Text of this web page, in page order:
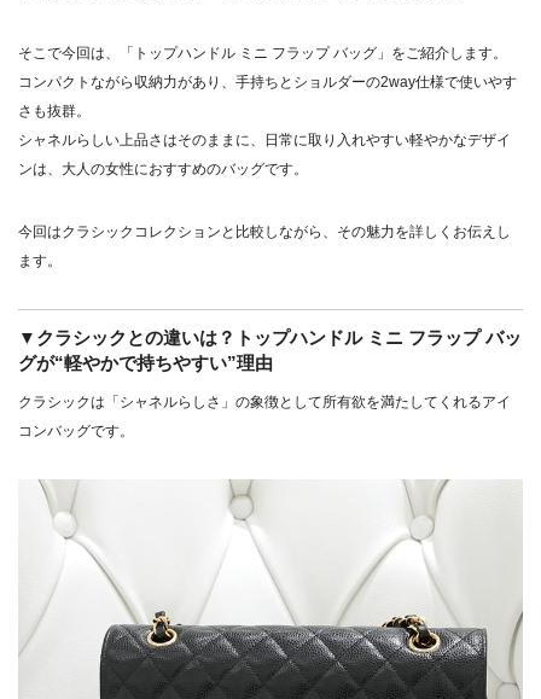
そこで今回は、「トップハンドル ミニ フラップ バッグ」をご紹介します。
コンパクトながら収納力があり、手持ちとショルダーの2way仕様で使いやす
さも抜群。
シャネルらしい上品さはそのままに、日常に取り入れやすい軽やかなデザイ
ンは、大人の女性におすすめのバッグです。
今回はクラシックコレクションと比較しながら、その魅力を詳しくお伝えし
ます。
▼クラシックとの違いは？トップハンドル ミニ フラップ バッ
グが“軽やかで持ちやすい”理由
クラシックは「シャネルらしさ」の象徴として所有欲を満たしてくれるアイ
コンバッグです。